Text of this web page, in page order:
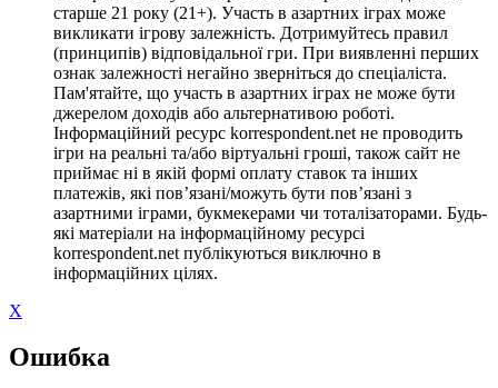
старше 21 року (21+). Участь в азартних іграх може
викликати ігрову залежність. Дотримуйтесь правил
(принципів) відповідальної гри. При виявленні перших
ознак залежності негайно зверніться до спеціаліста.
Пам'ятайте, що участь в азартних іграх не може бути
джерелом доходів або альтернативою роботі.
Інформаційний ресурс korrespondent.net не проводить
ігри на реальні та/або віртуальні гроші, також сайт не
приймає ні в якій формі оплату ставок та інших
платежів, які пов’язані/можуть бути пов’язані з
азартними іграми, букмекерами чи тоталізаторами. Будь-
які матеріали на інформаційному ресурсі
korrespondent.net публікуються виключно в
інформаційних цілях.
X
Ошибка